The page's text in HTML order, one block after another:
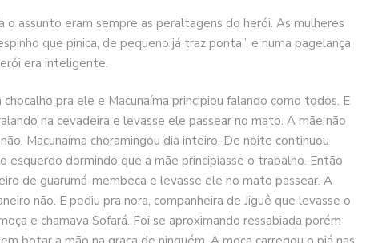
o assunto eram sempre as peraltagens do herói. As mulheres
que pinica, de pequeno já traz ponta”, e numa pagelança
era inteligente.
pra ele e Macunaíma principiou falando como todos. E
na cevadeira e levasse ele passear no mato. A mãe não
Macunaíma choramingou dia inteiro. De noite continuou
esquerdo dormindo que a mãe principiasse o trabalho. Então
de guarumá-membeca e levasse ele no mato passear. A
não. E pediu pra nora, companheira de Jiguê que levasse o
e chamava Sofará. Foi se aproximando ressabiada porém